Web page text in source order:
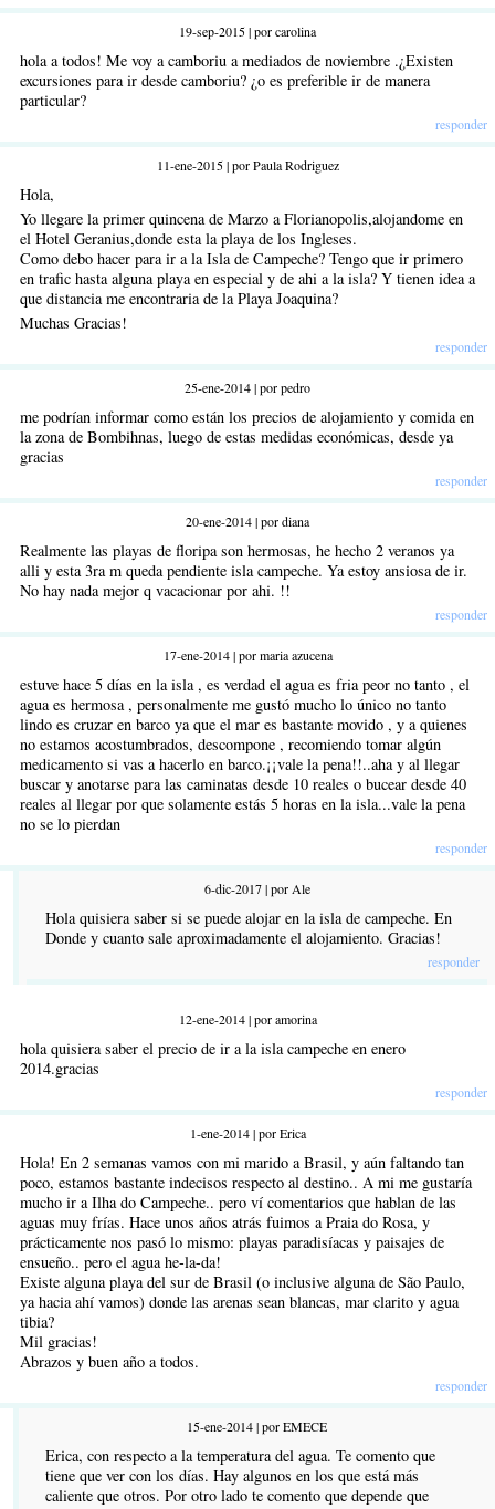
19-sep-2015 | por carolina
hola a todos! Me voy a camboriu a mediados de noviembre .¿Existen
excursiones para ir desde camboriu? ¿o es preferible ir de manera
particular?
responder
11-ene-2015 | por Paula Rodriguez
Hola,
Yo llegare la primer quincena de Marzo a Florianopolis,alojandome en
el Hotel Geranius,donde esta la playa de los Ingleses.
Como debo hacer para ir a la Isla de Campeche? Tengo que ir primero
en trafic hasta alguna playa en especial y de ahi a la isla? Y tienen idea a
que distancia me encontraria de la Playa Joaquina?
Muchas Gracias!
responder
25-ene-2014 | por pedro
me podrían informar como están los precios de alojamiento y comida en
la zona de Bombihnas, luego de estas medidas económicas, desde ya
gracias
responder
20-ene-2014 | por diana
Realmente las playas de floripa son hermosas, he hecho 2 veranos ya
alli y esta 3ra m queda pendiente isla campeche. Ya estoy ansiosa de ir.
No hay nada mejor q vacacionar por ahi. !!
responder
17-ene-2014 | por maria azucena
estuve hace 5 días en la isla , es verdad el agua es fria peor no tanto , el
agua es hermosa , personalmente me gustó mucho lo único no tanto
lindo es cruzar en barco ya que el mar es bastante movido , y a quienes
no estamos acostumbrados, descompone , recomiendo tomar algún
medicamento si vas a hacerlo en barco.¡¡vale la pena!!..aha y al llegar
buscar y anotarse para las caminatas desde 10 reales o bucear desde 40
reales al llegar por que solamente estás 5 horas en la isla...vale la pena
no se lo pierdan
responder
6-dic-2017 | por Ale
Hola quisiera saber si se puede alojar en la isla de campeche. En
Donde y cuanto sale aproximadamente el alojamiento. Gracias!
responder
12-ene-2014 | por amorina
hola quisiera saber el precio de ir a la isla campeche en enero
2014.gracias
responder
1-ene-2014 | por Erica
Hola! En 2 semanas vamos con mi marido a Brasil, y aún faltando tan
poco, estamos bastante indecisos respecto al destino.. A mi me gustaría
mucho ir a Ilha do Campeche.. pero ví comentarios que hablan de las
aguas muy frías. Hace unos años atrás fuimos a Praia do Rosa, y
prácticamente nos pasó lo mismo: playas paradisíacas y paisajes de
ensueño.. pero el agua he-la-da!
Existe alguna playa del sur de Brasil (o inclusive alguna de São Paulo,
ya hacia ahí vamos) donde las arenas sean blancas, mar clarito y agua
tibia?
Mil gracias!
Abrazos y buen año a todos.
responder
15-ene-2014 | por EMECE
Erica, con respecto a la temperatura del agua. Te comento que
tiene que ver con los días. Hay algunos en los que está más
caliente que otros. Por otro lado te comento que depende que